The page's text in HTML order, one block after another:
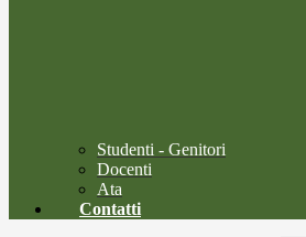
Studenti - Genitori
Docenti
Ata
Contatti